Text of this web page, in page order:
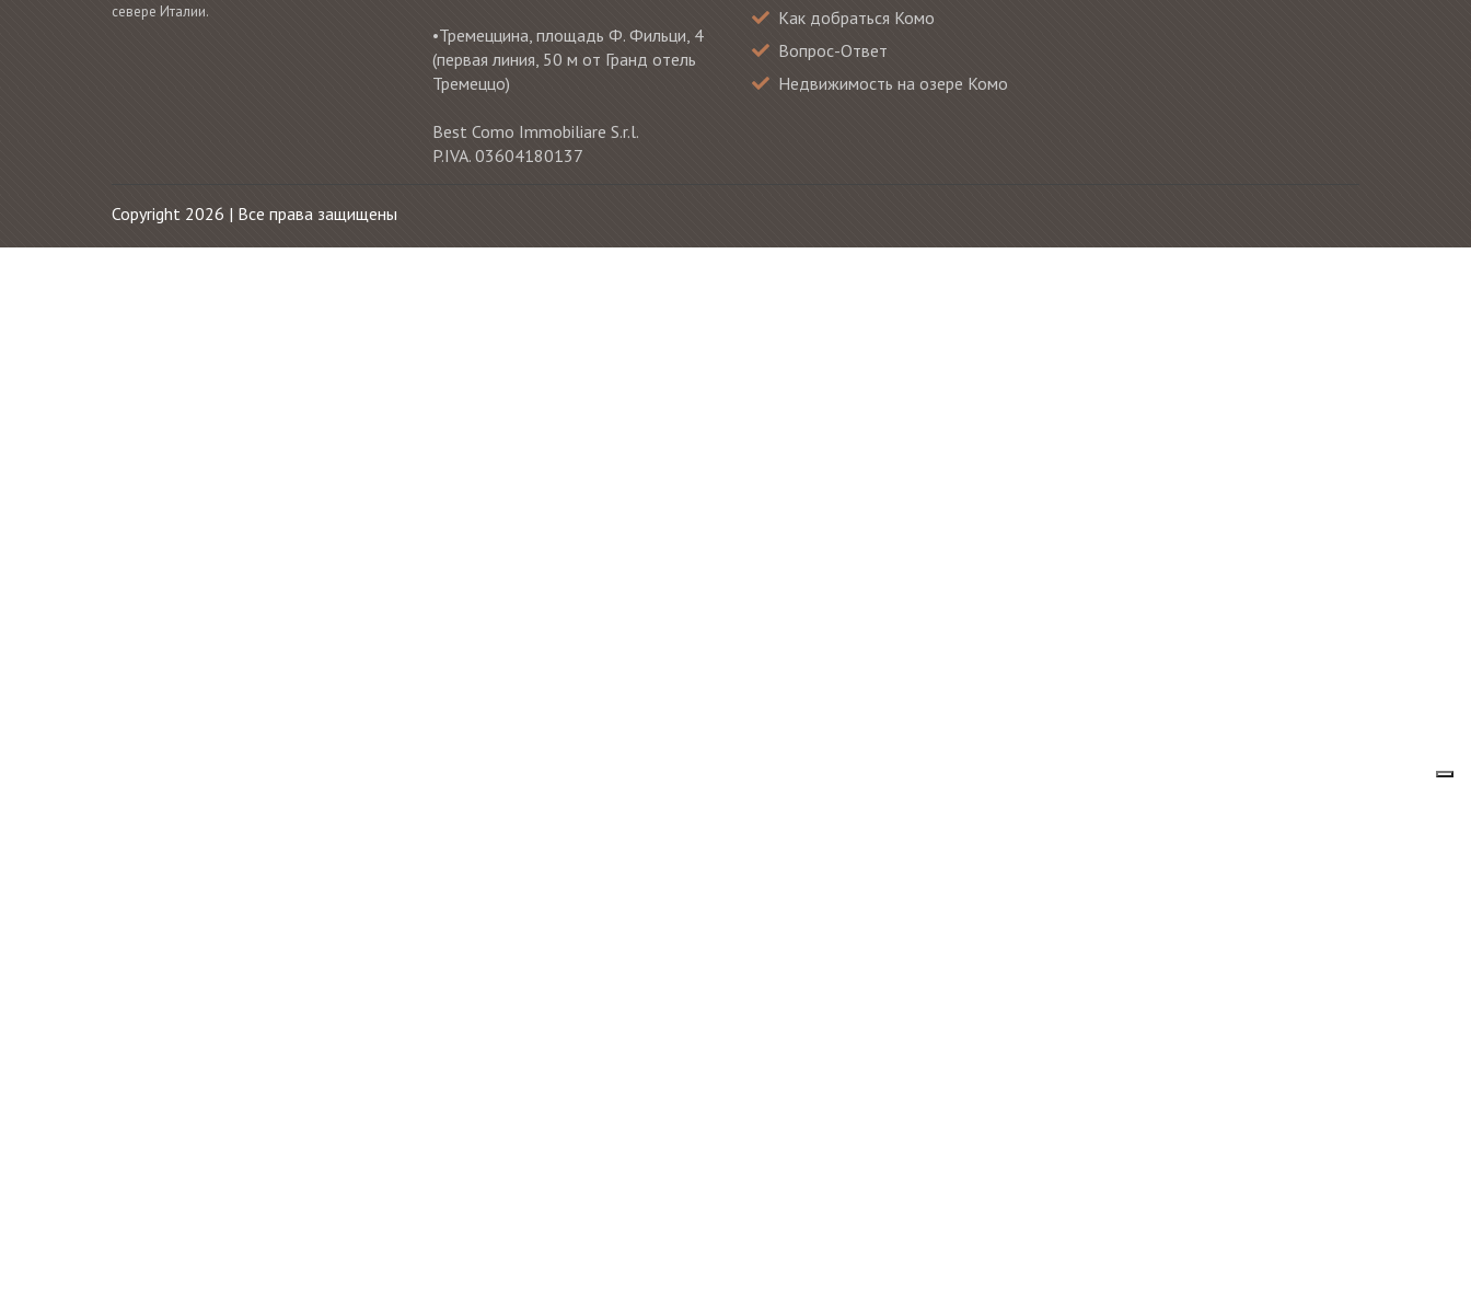
севере Италии.
•Тремеццина, площадь Ф. Фильци, 4
(первая линия, 50 м от Гранд отель
Тремеццо)
Best Como Immobiliare S.r.l.
P.IVA. 03604180137
Как добраться Комо
Вопрос-Ответ
Недвижимость на озере Комо
Copyright 2026 | Все права защищены